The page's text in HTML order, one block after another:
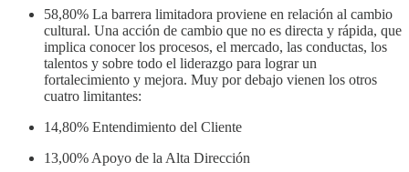
58,80% La barrera limitadora proviene en relación al cambio
cultural. Una acción de cambio que no es directa y rápida, que
implica conocer los procesos, el mercado, las conductas, los
talentos y sobre todo el liderazgo para lograr un
fortalecimiento y mejora. Muy por debajo vienen los otros
cuatro limitantes:
14,80% Entendimiento del Cliente
13,00% Apoyo de la Alta Dirección